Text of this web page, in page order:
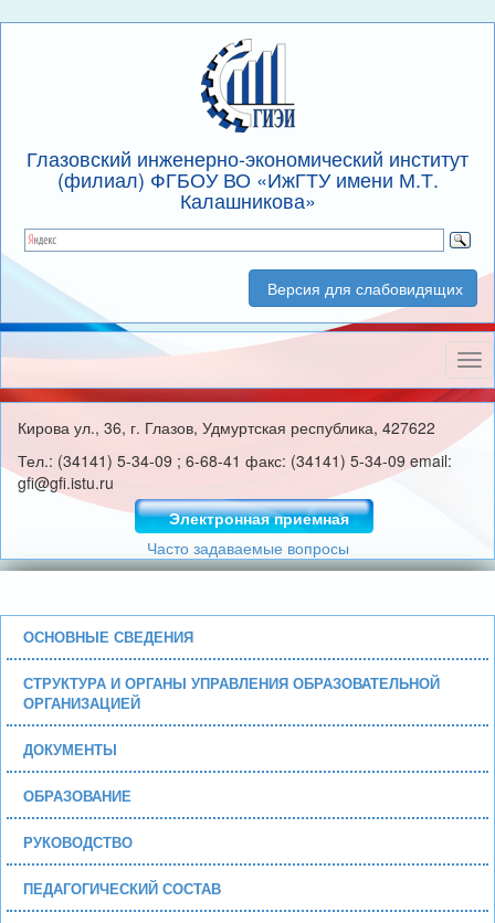
Глазовский инженерно-экономический институт
(филиал) ФГБОУ ВО «ИжГТУ имени М.Т.
Калашникова»
Версия для слабовидящих
Кирова ул., 36, г. Глазов, Удмуртская республика, 427622
Тел.: (34141) 5-34-09 ; 6-68-41 факс: (34141) 5-34-09 email:
gfi@gfi.istu.ru
Электронная приемная
Часто задаваемые вопросы
ОСНОВНЫЕ СВЕДЕНИЯ
СТРУКТУРА И ОРГАНЫ УПРАВЛЕНИЯ ОБРАЗОВАТЕЛЬНОЙ
ОРГАНИЗАЦИЕЙ
ДОКУМЕНТЫ
ОБРАЗОВАНИЕ
РУКОВОДСТВО
ПЕДАГОГИЧЕСКИЙ СОСТАВ